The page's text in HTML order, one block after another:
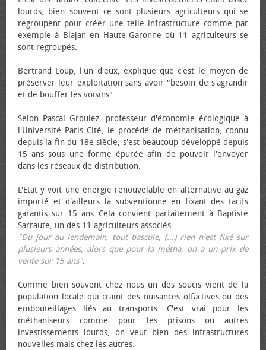
lourds, bien souvent ce sont plusieurs agriculteurs qui se
regroupent pour créer une telle infrastructure comme par
exemple à Blajan en Haute-Garonne où 11 agriculteurs se
sont regroupés.
Bertrand Loup, l'un d'eux, explique que c'est le moyen de
préserver leur exploitation sans avoir "besoin de s'agrandir
et de bouffer les voisins".
Selon Pascal Grouiez, professeur d'économie écologique à
l'Université Paris Cité, le procédé de méthanisation, connu
depuis la fin du 18e siècle, s'est beaucoup développé depuis
15 ans sous une forme épurée afin de pouvoir l'envoyer
dans les réseaux de distribution.
L'Etat y voit une énergie renouvelable en alternative au gaz
importé et d'ailleurs la subventionne en fixant des tarifs
garantis sur 15 ans Cela convient parfaitement à Baptiste
Sarraute, un des 11 agriculteurs associés.
"Du jour au lendemain, tout bascule, (...) rien n'est fixé sur
plusieurs années, alors que pour la métha, on a un prix de
vente sur 15 ans".
Comme bien souvent chez nous un des soucis vient de la
population locale qui craint des nuisances olfactives ou des
embouteillages liés au transports. C'est vrai pour les
méthaniseurs comme pour les prisons ou autres
investissements lourds, on veut bien des infrastructures
nouvelles mais chez les autres.